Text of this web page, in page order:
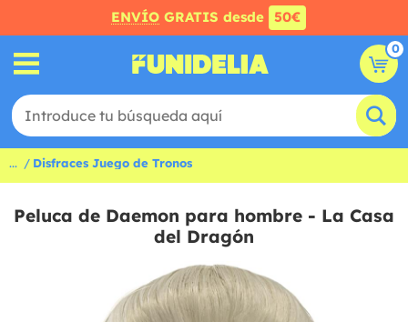
ENVÍO GRATIS desde 50€
0
... Disfraces Juego de Tronos
Peluca de Daemon para hombre - La Casa
del Dragón